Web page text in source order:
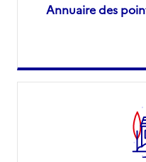
Annuaire des